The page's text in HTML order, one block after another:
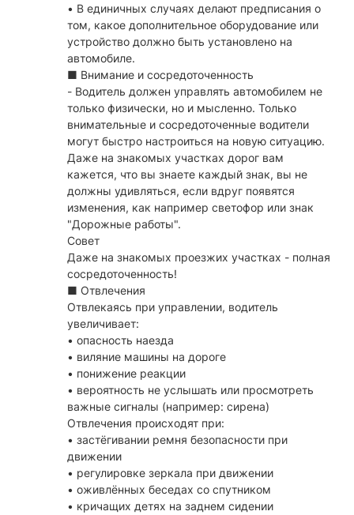
• В единичных случаях делают предписания о
том, какое дополнительное оборудование или
устройство должно быть установлено на
автомобиле.
■ Внимание и сосредоточенность
- Водитель должен управлять автомобилем не
только физически, но и мысленно. Только
внимательные и сосредоточенные водители
могут быстро настроиться на новую ситуацию.
Даже на знакомых участках дорог вам
кажется, что вы знаете каждый знак, вы не
должны удивляться, если вдруг появятся
изменения, как например светофор или знак
"Дорожные работы".
Совет
Даже на знакомых проезжих участках - полная
сосредоточенность!
■ Отвлечения
Отвлекаясь при управлении, водитель
увеличивает:
• опасность наезда
• виляние машины на дороге
• понижение реакции
• вероятность не услышать или просмотреть
важные сигналы (например: сирена)
Отвлечения происходят при:
• застёгивании ремня безопасности при
движении
• регулировке зеркала при движении
• оживлённых беседах со спутником
• кричащих детях на заднем сидении